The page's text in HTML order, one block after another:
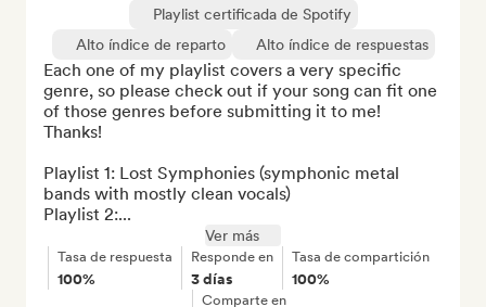
Playlist certificada de Spotify
Alto índice de reparto
Alto índice de respuestas
Each one of my playlist covers a very specific
genre, so please check out if your song can fit one
of those genres before submitting it to me!
Thanks!
Playlist 1: Lost Symphonies (symphonic metal
bands with mostly clean vocals)
Playlist 2:...
Ver más
Tasa de respuesta
100%
Responde en
3 días
Tasa de compartición
100%
Comparte en